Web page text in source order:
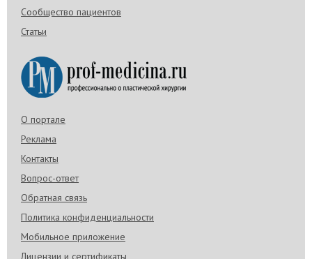
Сообщество пациентов
Статьи
О портале
Реклама
Контакты
Вопрос-ответ
Обратная связь
Политика конфиденциальности
Мобильное приложение
Лицензии и сертификаты